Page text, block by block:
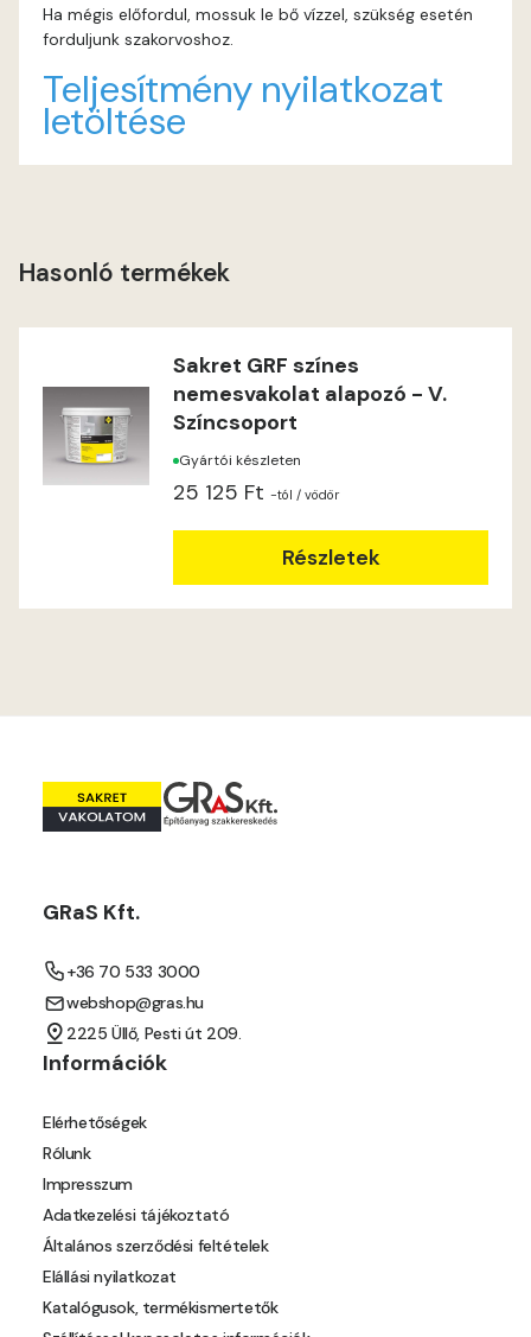
Indian-yellow E
Lilac D
Lime E
Magnolia D
Magnolia E
Mandarin E
Mouse-grey E
Pumpkin E
Ha mégis előfordul, mossuk le bő vízzel, szükség esetén
forduljunk szakorvoshoz.
Teljesítmény nyilatkozat
letöltése
Hasonló termékek
Sakret GRF színes
nemesvakolat alapozó - V.
Színcsoport
Gyártói készleten
25 125 Ft -tól / vödör
Részletek
GRaS Kft.
+36 70 533 3000
webshop@gras.hu
2225 Üllő, Pesti út 209.
Információk
Elérhetőségek
Rólunk
Impresszum
Adatkezelési tájékoztató
Általános szerződési feltételek
Elállási nyilatkozat
Katalógusok, termékismertetők